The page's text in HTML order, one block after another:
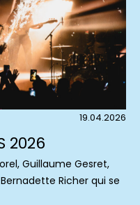
19.04.2026
2026
Guillaume Gesret,
Richer qui se